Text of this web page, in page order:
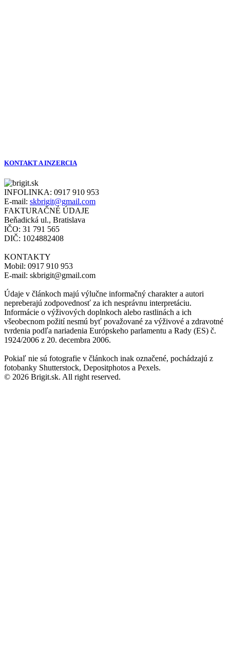
KONTAKT A INZERCIA
INFOLINKA: 0917 910 953
E-mail: skbrigit@gmail.com
FAKTURAČNÉ ÚDAJE
Beňadická ul., Bratislava
IČO: 31 791 565
DIČ: 1024882408
KONTAKTY
Mobil: 0917 910 953
E-mail: skbrigit@gmail.com
Údaje v článkoch majú výlučne informačný charakter a autori
nepreberajú zodpovednosť za ich nesprávnu interpretáciu.
Informácie o výživových doplnkoch alebo rastlinách a ich
všeobecnom požití nesmú byť považované za výživové a zdravotné
tvrdenia podľa nariadenia Európskeho parlamentu a Rady (ES) č.
1924/2006 z 20. decembra 2006.
Pokiaľ nie sú fotografie v článkoch inak označené, pochádzajú z
fotobanky Shutterstock, Depositphotos a Pexels.
© 2026 Brigit.sk. All right reserved.